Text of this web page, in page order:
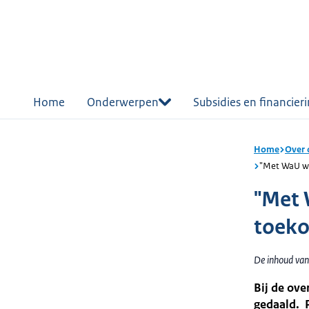
Home Onderwerpen Subsidies en
Home Over
"Met WaU
"Met
De inhoud
Bij de
gedaald.